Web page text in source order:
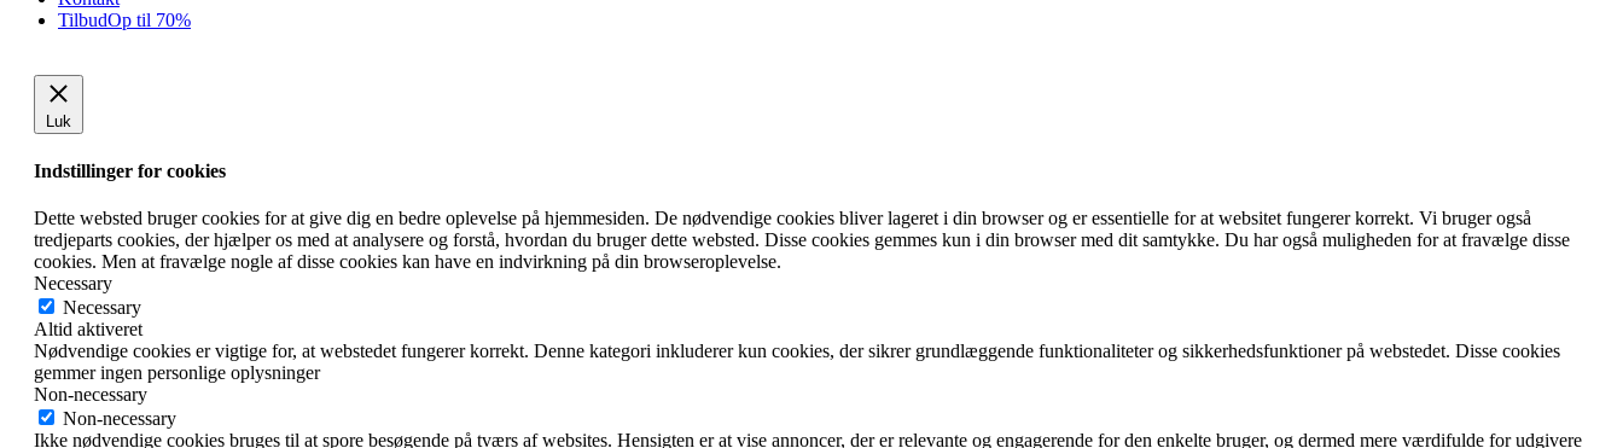
TilbudOp til 70%
Luk
Indstillinger for cookies
Dette websted bruger cookies for at give dig en bedre oplevelse på hjemmesiden. De nødvendige cookies bliver lageret i din browser og er essentielle for at websitet fungerer korrekt. Vi bruger også
tredjeparts cookies, der hjælper os med at analysere og forstå, hvordan du bruger dette websted. Disse cookies gemmes kun i din browser med dit samtykke. Du har også muligheden for at fravælge disse
cookies. Men at fravælge nogle af disse cookies kan have en indvirkning på din browseroplevelse.
Necessary
Necessary
Altid aktiveret
Nødvendige cookies er vigtige for, at webstedet fungerer korrekt. Denne kategori inkluderer kun cookies, der sikrer grundlæggende funktionaliteter og sikkerhedsfunktioner på webstedet. Disse cookies
gemmer ingen personlige oplysninger
Non-necessary
Non-necessary
Ikke nødvendige cookies bruges til at spore besøgende på tværs af websites. Hensigten er at vise annoncer, der er relevante og engagerende for den enkelte bruger, og dermed mere værdifulde for udgivere